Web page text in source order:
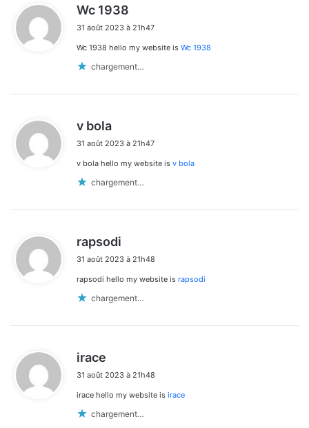
Wc 1938
t
31 août 2023 à 21h47
Wc 1938 hello my website is Wc 1938
chargement…
v bola
t
31 août 2023 à 21h47
v bola hello my website is v bola
chargement…
rapsodi
t
31 août 2023 à 21h48
rapsodi hello my website is rapsodi
chargement…
irace
t
31 août 2023 à 21h48
irace hello my website is irace
chargement…